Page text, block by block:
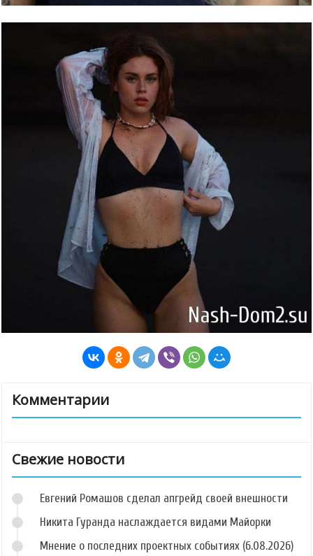
Комментарии
Свежие новости
Евгений Ромашов сделал апгрейд своей внешности
Никита Гуранда наслаждается видами Майорки
Мнение о последних проектных событиях (6.08.2026)